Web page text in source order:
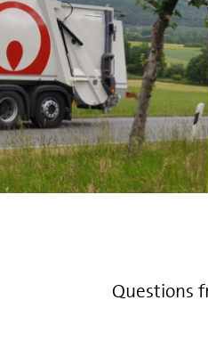
Questions